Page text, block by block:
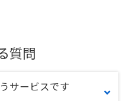
質問
サービスです